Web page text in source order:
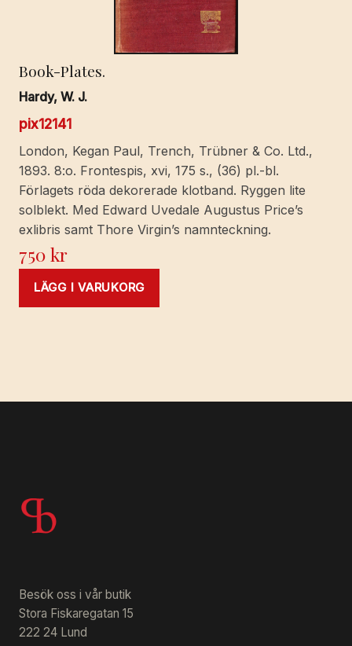
Book-Plates.
Hardy, W. J.
pix12141
London, Kegan Paul, Trench, Trübner & Co. Ltd.,
1893. 8:o. Frontespis, xvi, 175 s., (36) pl.-bl.
Förlagets röda dekorerade klotband. Ryggen lite
solblekt. Med Edward Uvedale Augustus Price’s
exlibris samt Thore Virgin’s namnteckning.
750kr
LÄGG I VARUKORG
Besök oss i vår butik
Stora Fiskaregatan 15
222 24 Lund